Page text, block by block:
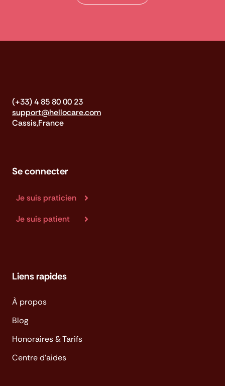
(+33) 4 85 80 00 23
support@hellocare.com
Cassis,France
Se connecter
Je suis praticien
Je suis patient
Liens rapides
À propos
Blog
Honoraires & Tarifs
Centre d'aides